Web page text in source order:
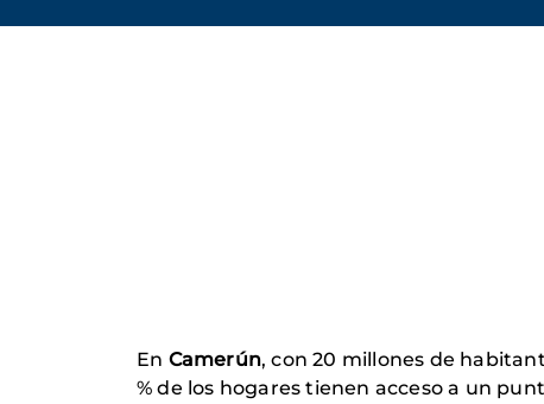
En Camerún, con 20 millones de
% de los hogares tienen acceso a un